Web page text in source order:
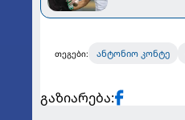
თეგები: ანტონიო კონტე
გაზიარება: